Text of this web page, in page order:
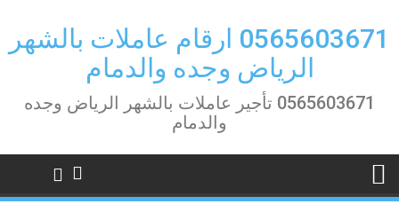
content
0565603671 ارقام عاملات بالشهر
الرياض وجده والدمام
0565603671 تأجير عاملات بالشهر الرياض وجده
والدمام